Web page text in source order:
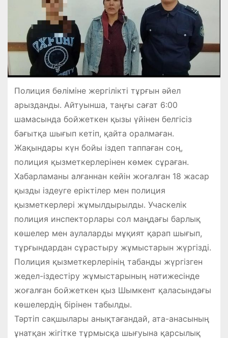
Полиция бөліміне жергілікті тұрғын әйел
арызданды. Айтуынша, таңғы сағат 6:00
шамасында бойжеткен қызы үйінен белгісіз
бағытқа шығып кетіп, қайта оралмаған.
Жақындары күн бойы іздеп таппаған соң,
полиция қызметкерлерінен көмек сұраған.
Хабарламаны алғаннан кейін жоғалған 18 жасар
қызды іздеуге еріктілер мен полиция
қызметкерлері жұмылдырылды. Учаскелік
полиция инспекторлары сол маңдағы барлық
көшелер мен аулаларды мұқият қарап шығып,
тұрғындардан сұрастыру жұмыстарын жүргізді.
Полиция қызметкерлерінің табанды жүргізген
жедел-іздестіру жұмыстарының нәтижесінде
жоғалған бойжеткен қыз Шымкент қаласындағы
көшелердің бірінен табылды.
Тәртіп сақшылары анықтағандай, ата-анасының
ұнатқан жігітке тұрмысқа шығуына қарсылық